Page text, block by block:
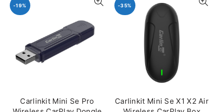
-19%
IN DEN WARENKORB
Carlinkit Mini Se Pro
-35%
QUICK SHOP
Carlinkit Mini Se X1 X2 Air